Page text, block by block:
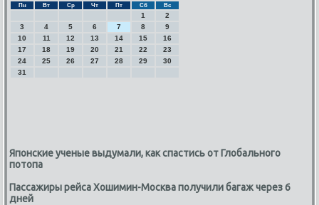
Пн Вт Ср Чт Пт Сб Вс
1
2
3
4 5 6 7 8
9
10
11 12 13 14 15
16
17
18 19 20 21 22
23
24
25 26 27 28 29
30
31
Японские ученые выдумали, как спастись от Глобального
потопа
Пассажиры рейса Хошимин-Москва получили багаж через 6
дней